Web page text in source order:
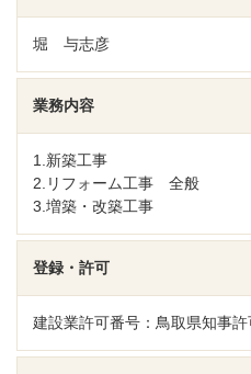
堀 与志彦
業務内容
1.新築工事
2.リフォーム工事 全般
3.増築・改築工事
登録・許可
建設業許可番号：鳥取県知事